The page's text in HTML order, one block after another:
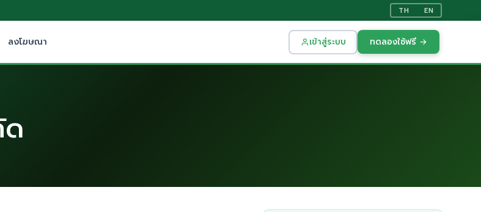
TH EN
ลงโฆษณา เข้าสู่ระบบ ทดลองใช้ฟรี →
ด